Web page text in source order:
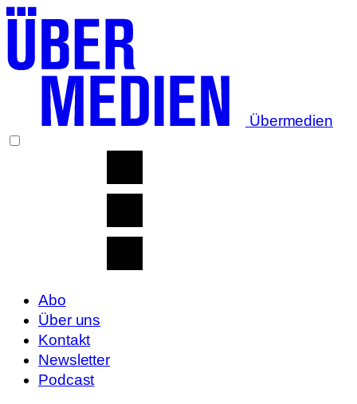
Übermedien
Abo
Über uns
Kontakt
Newsletter
Podcast